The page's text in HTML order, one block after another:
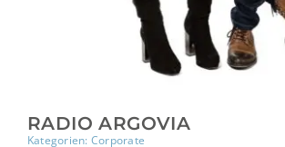
RADIO ARGOVIA
Kategorien: Corporate